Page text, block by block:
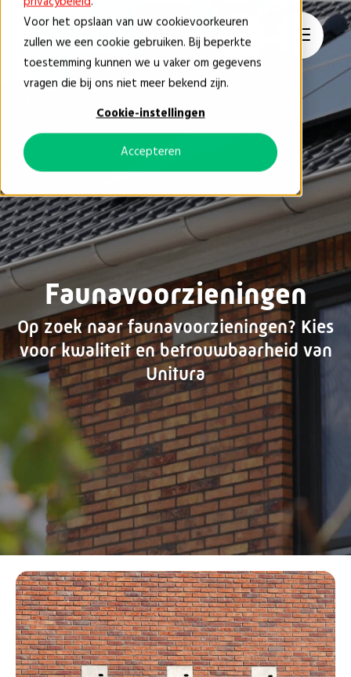
Voor het opslaan van uw cookievoorkeuren
zullen we een cookie gebruiken. Bij beperkte
toestemming kunnen we u vaker om gegevens
vragen die bij ons niet meer bekend zijn.
Cookie-instellingen
Accepteren
NL
Faunavoorzieningen
Op zoek naar faunavoorzieningen? Kies
voor kwaliteit en betrouwbaarheid van
Unitura